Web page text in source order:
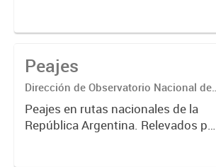
Peajes
Dirección de Observatorio Nacional de
Transporte
Peajes en rutas nacionales de la
República Argentina. Relevados por